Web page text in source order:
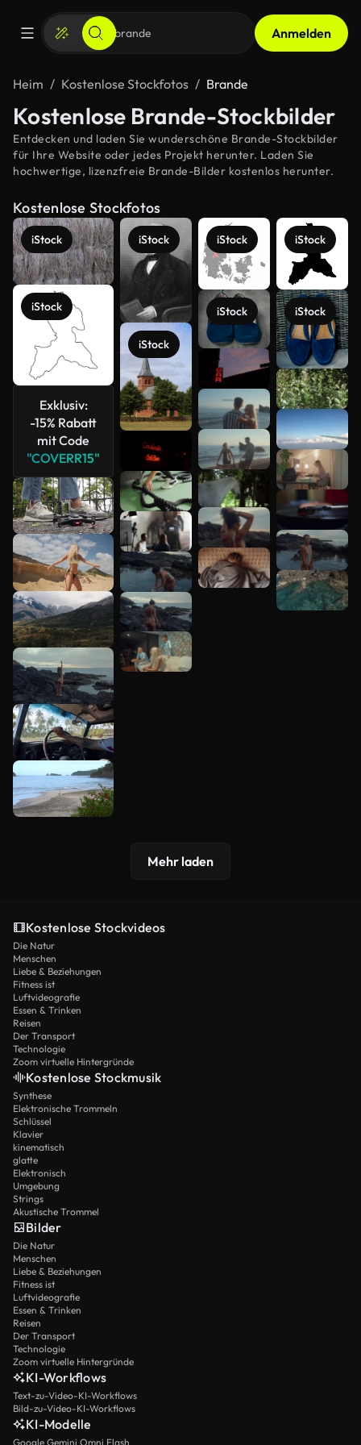
Anmelden
Heim Kostenlose Stockfotos Brande
Kostenlose Brande-Stockbilder
Entdecken und laden Sie wunderschöne Brande-Stockbilder
für Ihre Website oder jedes Projekt herunter. Laden Sie
hochwertige, lizenzfreie Brande-Bilder kostenlos herunter.
Kostenlose Stockfotos
iStock
iStock
Exklusiv:
-15% Rabatt
mit Code
"COVERR15"
iStock
iStock
iStock
iStock
iStock
iStock
Mehr
anzeigen
Mehr laden
Kostenlose Stockvideos
Die Natur
Menschen
Liebe & Beziehungen
Fitness ist
Luftvideografie
Essen & Trinken
Reisen
Der Transport
Technologie
Zoom virtuelle Hintergründe
Kostenlose Stockmusik
Synthese
Elektronische Trommeln
Schlüssel
Klavier
kinematisch
glatte
Elektronisch
Umgebung
Strings
Akustische Trommel
Bilder
Die Natur
Menschen
Liebe & Beziehungen
Fitness ist
Luftvideografie
Essen & Trinken
Reisen
Der Transport
Technologie
Zoom virtuelle Hintergründe
KI-Workflows
Text-zu-Video-KI-Workflows
Bild-zu-Video-KI-Workflows
KI-Modelle
Google Gemini Omni Flash